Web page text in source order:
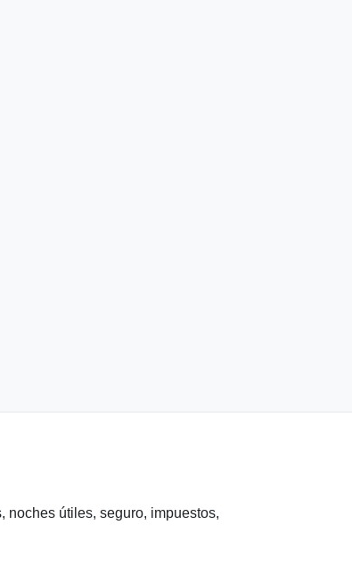
noches útiles, seguro, impuestos,